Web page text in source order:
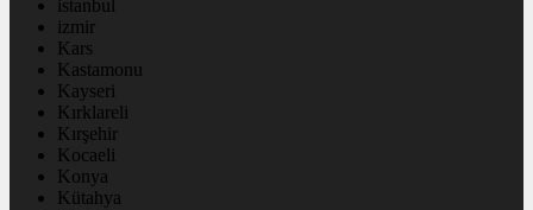
istanbul
izmir
Kars
Kastamonu
Kayseri
Kırklareli
Kırşehir
Kocaeli
Konya
Kütahya